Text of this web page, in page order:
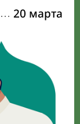
20 марта